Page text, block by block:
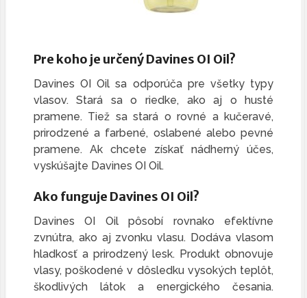
Pre koho je určený Davines OI Oil?
Davines OI Oil sa odporúča pre všetky typy
vlasov. Stará sa o riedke, ako aj o husté
pramene. Tiež sa stará o rovné a kučeravé,
prirodzené a farbené, oslabené alebo pevné
pramene. Ak chcete získať nádherný účes,
vyskúšajte Davines OI Oil.
Ako funguje Davines OI Oil?
Davines OI Oil pôsobí rovnako efektívne
zvnútra, ako aj zvonku vlasu. Dodáva vlasom
hladkosť a prirodzený lesk. Produkt obnovuje
vlasy, poškodené v dôsledku vysokých teplôt,
škodlivých látok a energického česania.